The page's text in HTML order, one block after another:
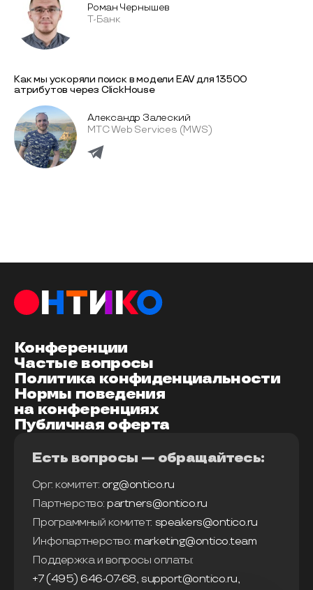
Роман Чернышев
Т-Банк
Как мы ускоряли поиск в модели EAV для 13500
атрибутов через ClickHouse
Александр Залеский
МТС Web Services (MWS)
Конференции
Частые вопросы
Политика конфиденциальности
Нормы поведения
на конференциях
Публичная оферта
Есть вопросы — обращайтесь:
Орг. комитет: org@ontico.ru
Партнерство: partners@ontico.ru
Программный комитет: speakers@ontico.ru
Инфопартнерство: marketing@ontico.team
Поддержка и вопросы оплаты:
+7 (495) 646-07-68, support@ontico.ru,